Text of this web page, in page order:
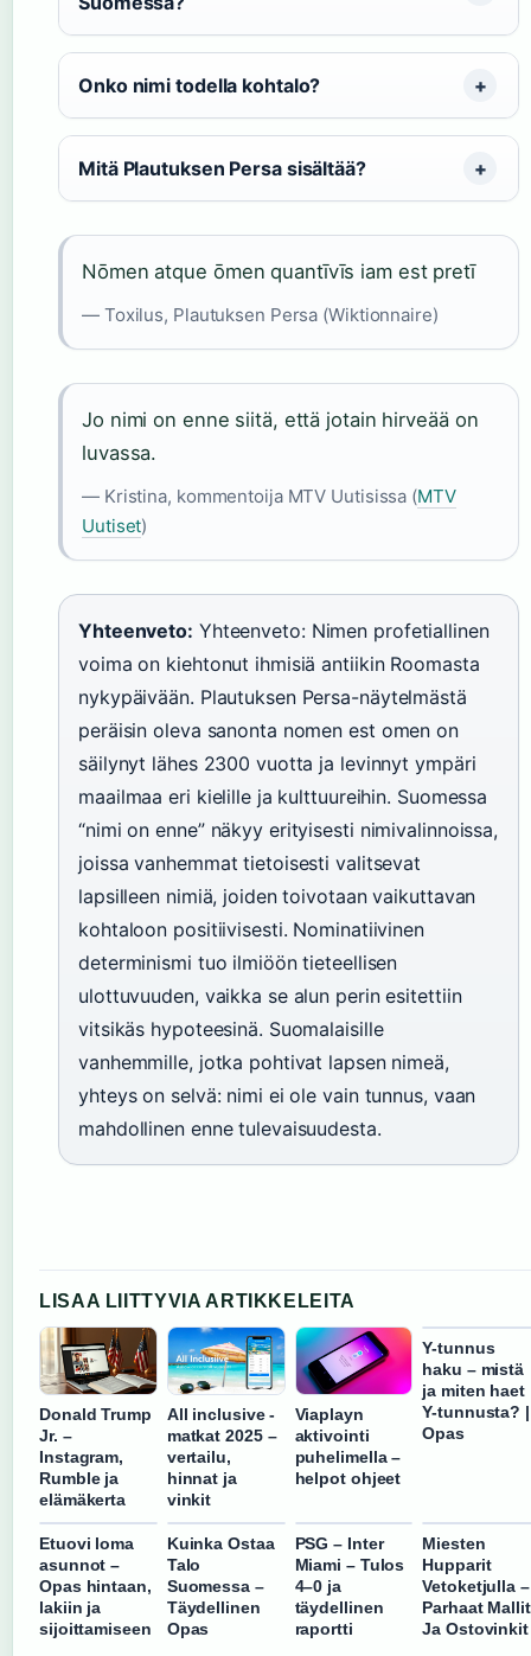
Onko nimi todella kohtalo?
Mitä Plautuksen Persa sisältää?
Nōmen atque ōmen quantīvīs iam est pretī
— Toxilus, Plautuksen Persa (Wiktionnaire)
Jo nimi on enne siitä, että jotain hirveää on
luvassa.
— Kristina, kommentoija MTV Uutisissa (MTV
Uutiset)
Yhteenveto: Yhteenveto: Nimen profetiallinen
voima on kiehtonut ihmisiä antiikin Roomasta
nykypäivään. Plautuksen Persa-näytelmästä
peräisin oleva sanonta nomen est omen on
säilynyt lähes 2300 vuotta ja levinnyt ympäri
maailmaa eri kielille ja kulttuureihin. Suomessa
“nimi on enne” näkyy erityisesti nimivalinnoissa,
joissa vanhemmat tietoisesti valitsevat
lapsilleen nimiä, joiden toivotaan vaikuttavan
kohtaloon positiivisesti. Nominatiivinen
determinismi tuo ilmiöön tieteellisen
ulottuvuuden, vaikka se alun perin esitettiin
vitsikäs hypoteesinä. Suomalaisille
vanhemmille, jotka pohtivat lapsen nimeä,
yhteys on selvä: nimi ei ole vain tunnus, vaan
mahdollinen enne tulevaisuudesta.
LISAA LIITTYVIA ARTIKKELEITA
Donald Trump
Jr. –
Instagram,
Rumble ja
elämäkerta
All inclusive -
matkat 2025 –
vertailu,
hinnat ja
vinkit
Viaplayn
aktivointi
puhelimella –
helpot ohjeet
Y-tunnus
haku – mistä
ja miten haet
Y-tunnusta? |
Opas
Etuovi loma
asunnot –
Opas hintaan,
lakiin ja
sijoittamiseen
Kuinka Ostaa
Talo
Suomessa –
Täydellinen
Opas
PSG – Inter
Miami – Tulos
4–0 ja
täydellinen
raportti
Miesten
Hupparit
Vetoketjulla –
Parhaat Mallit
Ja Ostovinkit